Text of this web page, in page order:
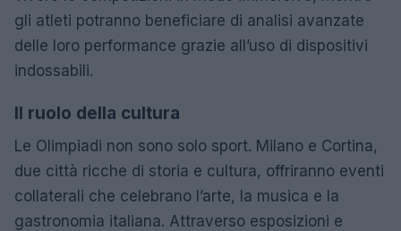
gli atleti potranno beneficiare di analisi avanzate
delle loro performance grazie all’uso di dispositivi
indossabili.
Il ruolo della cultura
Le Olimpiadi non sono solo sport. Milano e Cortina,
due città ricche di storia e cultura, offriranno eventi
collaterali che celebrano l’arte, la musica e la
gastronomia italiana. Attraverso esposizioni e